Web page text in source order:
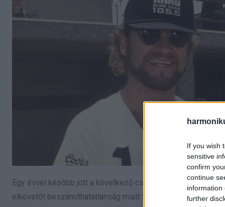
If you wish
sensitive
confirm
continue
information
further
Egy évvel később jött a következő csapás. 13 évesen azt
elkövetőt beszámíthatatlanság miatt felmentették, ő pedig